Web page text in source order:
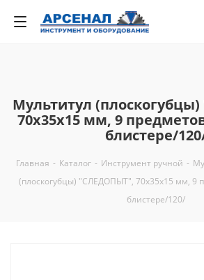
Мультитул
70х35х15 мм, 9
блистере/
Главная - Каталог - Инструмент ручной -
(плоскогубцы) "СЛЕДОПЫТ", 70х35х15 мм, 9
блистере/120/